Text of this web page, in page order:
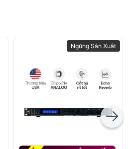
Ngừng Sản Xuất